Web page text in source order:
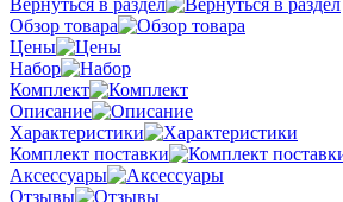
Обзор товара
Цены
Набор
Комплект
Описание
Характеристики
Комплект поставки
Аксессуары
Отзывы